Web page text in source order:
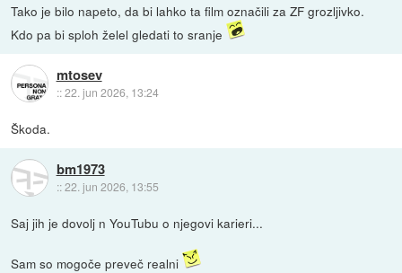
Tako je bilo napeto, da bi lahko ta film označili za ZF grozljivko.
Kdo pa bi sploh želel gledati to sranje
mtosev
::22. jun 2026, 13:24
Škoda.
bm1973
::22. jun 2026, 13:55
Saj jih je dovolj n YouTubu o njegovi karieri...
Sam so mogoče preveč realni